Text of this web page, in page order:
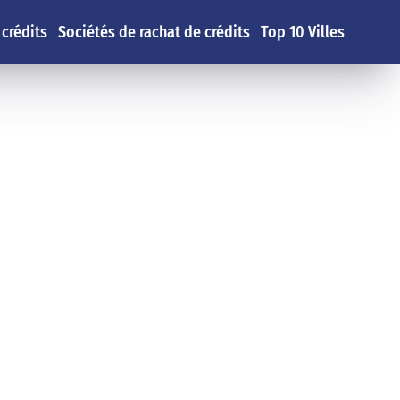
Sociétés de rachat de crédits Top 10 Villes